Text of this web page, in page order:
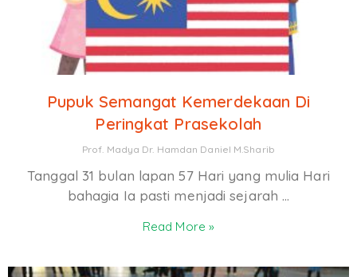
Pupuk Semangat Kemerdekaan Di
Peringkat Prasekolah
Prof. Madya Dr. Hamdan Daniel M.Sharib
Tanggal 31 bulan lapan 57 Hari yang mulia Hari
bahagia Ia pasti menjadi sejarah …
Read More »